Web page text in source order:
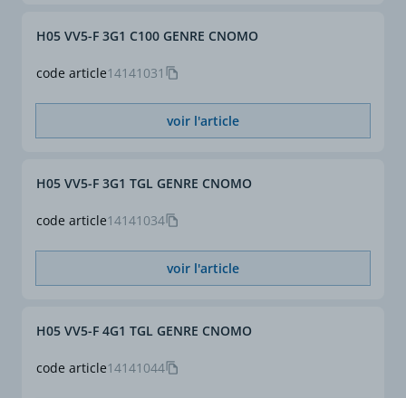
code article14141031
H05 VV5-F 3G1 C100 GENRE CNOMO
voir l'article
code article14141034
H05 VV5-F 3G1 TGL GENRE CNOMO
voir l'article
code article14141044
H05 VV5-F 4G1 TGL GENRE CNOMO